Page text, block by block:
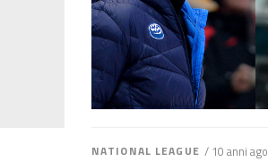
NATIONAL LEAGUE / 10 anni ago